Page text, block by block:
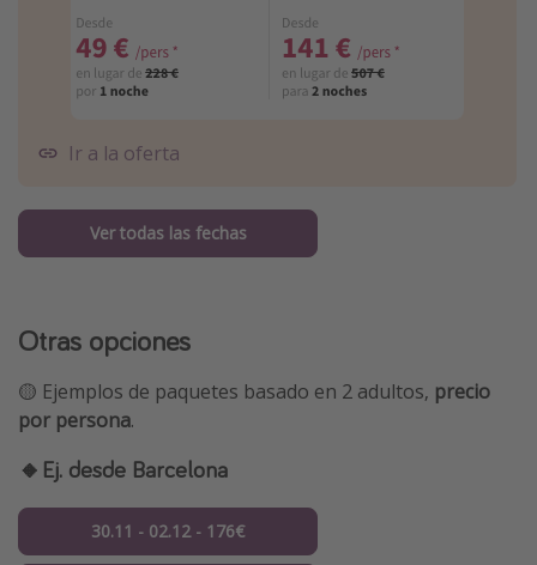
Ir a la oferta
Ver todas las fechas
Otras opciones
🟡 Ejemplos de paquetes basado en 2 adultos, precio
por persona.
🔸Ej. desde Barcelona
30.11 - 02.12 - 176€